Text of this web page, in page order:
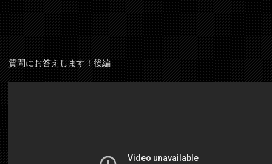
質問にお答えします！後編